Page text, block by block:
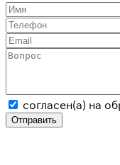
согласен(а) на
Отправить